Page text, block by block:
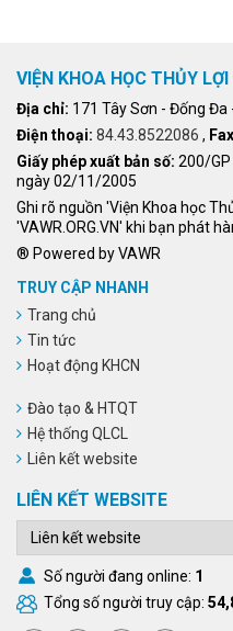
VIỆN KHOA HỌC THỦY
Địa chỉ: 171 Tây Sơn - Đống Đa
Điện thoại: 84.43.8522086 ,
Giấy phép xuất bản số: 200/GP
ngày 02/11/2005
Ghi rõ nguồn 'Viện Khoa học
'VAWR.ORG.VN' khi bạn phát
® Powered by VAWR
TRUY CẬP NHANH
Trang chủ
Tin tức
Hoạt động KHCN
Đào tạo & HTQT
Hệ thống QLCL
Liên kết website
LIÊN KẾT WEBSITE
Số người đang online: 1
Tổng số người truy cập: